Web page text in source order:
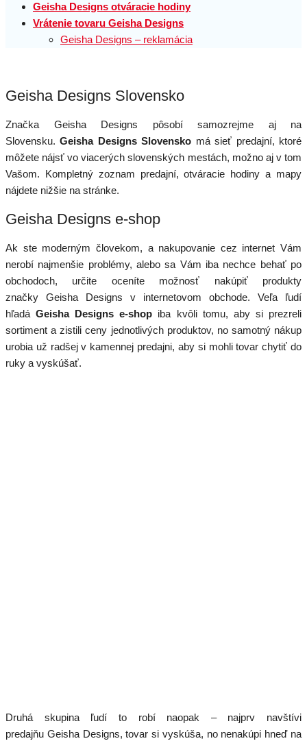
Geisha Designs otváracie hodiny
Vrátenie tovaru Geisha Designs
Geisha Designs – reklamácia
Geisha Designs Slovensko
Značka Geisha Designs pôsobí samozrejme aj na
Slovensku.Geisha Designs Slovensko má sieť predajní, ktoré
môžete nájsť vo viacerých slovenských mestách, možno aj v tom
Vašom. Kompletný zoznam predajní, otváracie hodiny a mapy
nájdete nižšie na stránke.
Geisha Designs e-shop
Ak ste moderným človekom, a nakupovanie cez internet Vám
nerobí najmenšie problémy, alebo sa Vám iba nechce behať po
obchodoch, určite oceníte možnosť nakúpiť produkty
značky Geisha Designs v internetovom obchode. Veľa ľudí
hľadáGeisha Designs e-shop iba kvôli tomu, aby si prezreli
sortiment a zistili ceny jednotlivých produktov, no samotný nákup
urobia už radšej v kamennej predajni, aby si mohli tovar chytiť do
ruky a vyskúšať.
Druhá skupina ľudí to robí naopak – najprv navštívi
predajňu Geisha Designs, tovar si vyskúša, no nenakúpi hneď na